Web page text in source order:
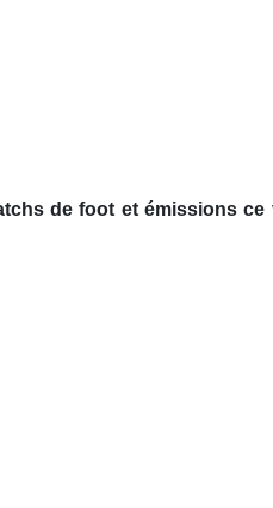
de foot et émissions ce